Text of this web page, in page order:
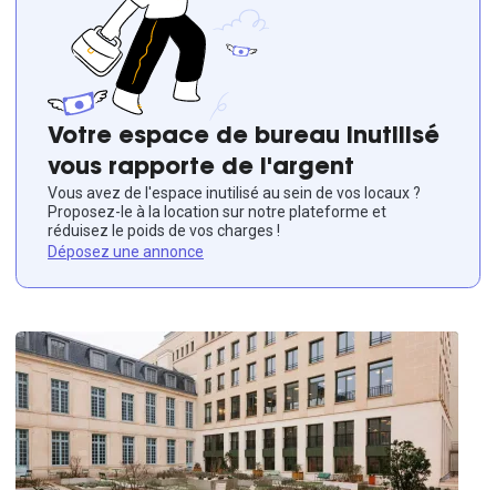
Votre espace de bureau inutilisé
vous rapporte de l'argent
Vous avez de l'espace inutilisé au sein de vos locaux ?
Proposez-le à la location sur notre plateforme et
réduisez le poids de vos charges !
Déposez une annonce